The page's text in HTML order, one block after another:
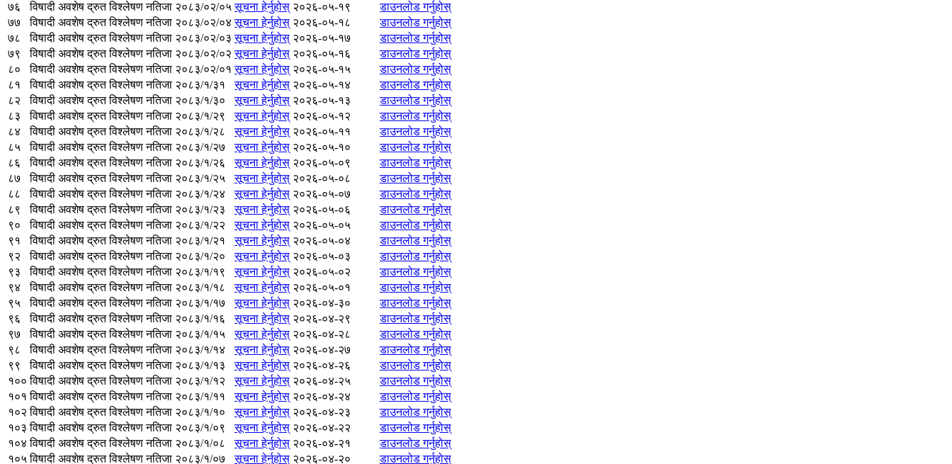
७६
विषादी अवशेष द्रुत विश्लेषण नतिजा २०८३/०२/०५ सूचना हेर्नुहोस् २०२६-०५-१९
डाउनलोड गर्नुहोस्
७७
विषादी अवशेष द्रुत विश्लेषण नतिजा २०८३/०२/०४ सूचना हेर्नुहोस् २०२६-०५-१८
डाउनलोड गर्नुहोस्
७८
विषादी अवशेष द्रुत विश्लेषण नतिजा २०८३/०२/०३ सूचना हेर्नुहोस् २०२६-०५-१७
डाउनलोड गर्नुहोस्
७९
विषादी अवशेष द्रुत विश्लेषण नतिजा २०८३/०२/०२ सूचना हेर्नुहोस् २०२६-०५-१६
डाउनलोड गर्नुहोस्
८०
विषादी अवशेष द्रुत विश्लेषण नतिजा २०८३/०२/०१ सूचना हेर्नुहोस् २०२६-०५-१५
डाउनलोड गर्नुहोस्
८१
विषादी अवशेष द्रुत विश्लेषण नतिजा २०८३/१/३१ सूचना हेर्नुहोस् २०२६-०५-१४
डाउनलोड गर्नुहोस्
८२
विषादी अवशेष द्रुत विश्लेषण नतिजा २०८३/१/३० सूचना हेर्नुहोस् २०२६-०५-१३
डाउनलोड गर्नुहोस्
८३
विषादी अवशेष द्रुत विश्लेषण नतिजा २०८३/१/२९ सूचना हेर्नुहोस् २०२६-०५-१२
डाउनलोड गर्नुहोस्
८४
विषादी अवशेष द्रुत विश्लेषण नतिजा २०८३/१/२८ सूचना हेर्नुहोस् २०२६-०५-११
डाउनलोड गर्नुहोस्
८५
विषादी अवशेष द्रुत विश्लेषण नतिजा २०८३/१/२७ सूचना हेर्नुहोस् २०२६-०५-१०
डाउनलोड गर्नुहोस्
८६
विषादी अवशेष द्रुत विश्लेषण नतिजा २०८३/१/२६ सूचना हेर्नुहोस् २०२६-०५-०९
डाउनलोड गर्नुहोस्
८७
विषादी अवशेष द्रुत विश्लेषण नतिजा २०८३/१/२५ सूचना हेर्नुहोस् २०२६-०५-०८
डाउनलोड गर्नुहोस्
८८
विषादी अवशेष द्रुत विश्लेषण नतिजा २०८३/१/२४ सूचना हेर्नुहोस् २०२६-०५-०७
डाउनलोड गर्नुहोस्
८९
विषादी अवशेष द्रुत विश्लेषण नतिजा २०८३/१/२३ सूचना हेर्नुहोस् २०२६-०५-०६
डाउनलोड गर्नुहोस्
९०
विषादी अवशेष द्रुत विश्लेषण नतिजा २०८३/१/२२ सूचना हेर्नुहोस् २०२६-०५-०५
डाउनलोड गर्नुहोस्
९१
विषादी अवशेष द्रुत विश्लेषण नतिजा २०८३/१/२१ सूचना हेर्नुहोस् २०२६-०५-०४
डाउनलोड गर्नुहोस्
९२
विषादी अवशेष द्रुत विश्लेषण नतिजा २०८३/१/२० सूचना हेर्नुहोस् २०२६-०५-०३
डाउनलोड गर्नुहोस्
९३
विषादी अवशेष द्रुत विश्लेषण नतिजा २०८३/१/१९ सूचना हेर्नुहोस् २०२६-०५-०२
डाउनलोड गर्नुहोस्
९४
विषादी अवशेष द्रुत विश्लेषण नतिजा २०८३/१/१८ सूचना हेर्नुहोस् २०२६-०५-०१
डाउनलोड गर्नुहोस्
९५
विषादी अवशेष द्रुत विश्लेषण नतिजा २०८३/१/१७ सूचना हेर्नुहोस् २०२६-०४-३०
डाउनलोड गर्नुहोस्
९६
विषादी अवशेष द्रुत विश्लेषण नतिजा २०८३/१/१६ सूचना हेर्नुहोस् २०२६-०४-२९
डाउनलोड गर्नुहोस्
९७
विषादी अवशेष द्रुत विश्लेषण नतिजा २०८३/१/१५ सूचना हेर्नुहोस् २०२६-०४-२८
डाउनलोड गर्नुहोस्
९८
विषादी अवशेष द्रुत विश्लेषण नतिजा २०८३/१/१४ सूचना हेर्नुहोस् २०२६-०४-२७
डाउनलोड गर्नुहोस्
९९
विषादी अवशेष द्रुत विश्लेषण नतिजा २०८३/१/१३ सूचना हेर्नुहोस् २०२६-०४-२६
डाउनलोड गर्नुहोस्
१०० विषादी अवशेष द्रुत विश्लेषण नतिजा २०८३/१/१२ सूचना हेर्नुहोस् २०२६-०४-२५
डाउनलोड गर्नुहोस्
१०१ विषादी अवशेष द्रुत विश्लेषण नतिजा २०८३/१/११ सूचना हेर्नुहोस् २०२६-०४-२४
डाउनलोड गर्नुहोस्
१०२ विषादी अवशेष द्रुत विश्लेषण नतिजा २०८३/१/१० सूचना हेर्नुहोस् २०२६-०४-२३
डाउनलोड गर्नुहोस्
१०३ विषादी अवशेष द्रुत विश्लेषण नतिजा २०८३/१/०९ सूचना हेर्नुहोस् २०२६-०४-२२
डाउनलोड गर्नुहोस्
१०४ विषादी अवशेष द्रुत विश्लेषण नतिजा २०८३/१/०८ सूचना हेर्नुहोस् २०२६-०४-२१
डाउनलोड गर्नुहोस्
१०५ विषादी अवशेष द्रुत विश्लेषण नतिजा २०८३/१/०७ सूचना हेर्नुहोस् २०२६-०४-२० डाउनलोड गर्नुहोस्